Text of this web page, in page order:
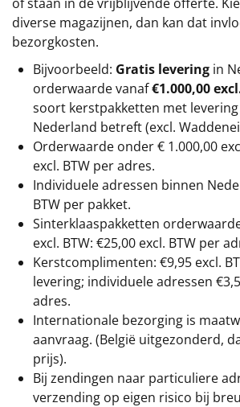
diverse magazijnen, dan kan dat
bezorgkosten.
Bijvoorbeeld: Gratis levering in
orderwaarde vanaf€1.000,00
soort kerstpakketten met
Nederland betreft (excl.
Orderwaarde onder € 1.000,00
excl. BTW per adres.
Individuele adressen binnen
BTW per pakket.
Sinterklaaspakketten
excl. BTW: €25,00 excl. BTW per
Kerstcomplimenten: €9,95 excl.
levering; individuele adressen
adres.
Internationale bezorging is
aanvraag. (België uitgezonderd,
prijs).
Bij zendingen naar particuliere
verzending op eigen risico bij